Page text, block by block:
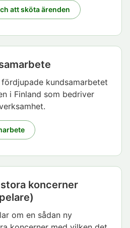
att sköta ärenden
kundsamarbetet
i Finland som bedriver
koncerner
om en sådan ny